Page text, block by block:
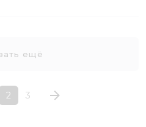
ещё
2 3